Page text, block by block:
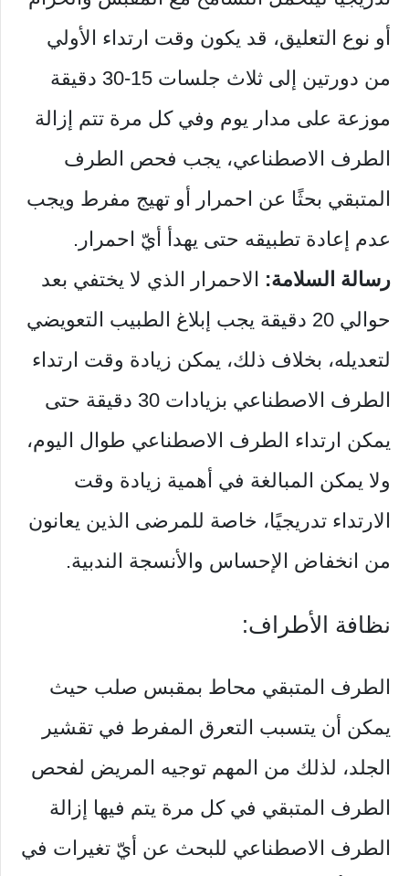
أو نوع التعليق، قد يكون وقت ارتداء الأولي
من دورتين إلى ثلاث جلسات 15-30 دقيقة
موزعة على مدار يوم وفي كل مرة تتم إزالة
الطرف الاصطناعي، يجب فحص الطرف
المتبقي بحثًا عن احمرار أو تهيج مفرط ويجب
عدم إعادة تطبيقه حتى يهدأ أيّ احمرار.
رسالة السلامة: الاحمرار الذي لا يختفي بعد
حوالي 20 دقيقة يجب إبلاغ الطبيب التعويضي
لتعديله، بخلاف ذلك، يمكن زيادة وقت ارتداء
الطرف الاصطناعي بزيادات 30 دقيقة حتى
يمكن ارتداء الطرف الاصطناعي طوال اليوم،
ولا يمكن المبالغة في أهمية زيادة وقت
الارتداء تدريجيًا، خاصة للمرضى الذين يعانون
من انخفاض الإحساس والأنسجة الندبية.
نظافة الأطراف:
الطرف المتبقي محاط بمقبس صلب حيث
يمكن أن يتسبب التعرق المفرط في تقشير
الجلد، لذلك من المهم توجيه المريض لفحص
الطرف المتبقي في كل مرة يتم فيها إزالة
الطرف الاصطناعي للبحث عن أيّ تغيرات في